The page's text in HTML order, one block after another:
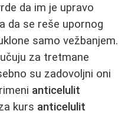
da im je upravo
da se reše upornog
samo vežbanjem.
za tretmane
su zadovoljni oni
anticelulit
kurs anticelulit